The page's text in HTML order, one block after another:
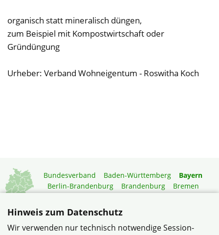
organisch statt mineralisch düngen,
zum Beispiel mit Kompostwirtschaft oder
Gründüngung
Urheber: Verband Wohneigentum - Roswitha Koch
Bundesverband Baden-Württemberg
Bayern
Berlin-Brandenburg
Brandenburg
Bremen
Niedersachsen
Rheinland-Pfalz
Saarland
Sachsen-Anhalt
Schleswig-Holstein Thüringen
Hinweis zum Datenschutz
Wir verwenden nur technisch notwendige Session-